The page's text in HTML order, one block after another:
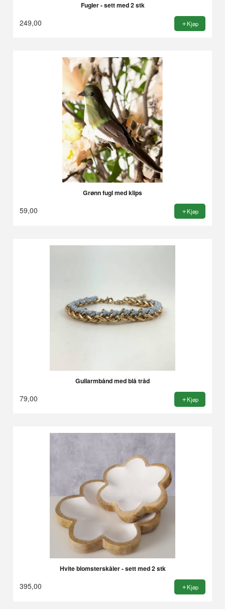
Fugler - sett med 2 stk
249,00 Kjøp
Grønn fugl med klips
59,00 Kjøp
Gullarmbånd med blå tråd
79,00 Kjøp
Hvite blomsterskåler - sett med 2 stk
395,00 Kjøp